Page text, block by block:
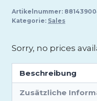
89,95 €
Artikelnummer:
Kategorie: Sales
Sorry, no prices
Beschreibung
Zusätzliche